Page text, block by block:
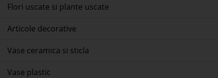
Flori uscate si plante uscate
Articole decorative
Vase ceramica si sticla
Vase plastic